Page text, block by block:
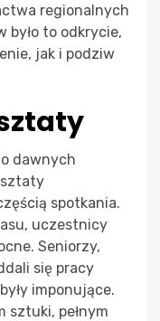
regionalnych
było to odkrycie,
jak i podziw
dawnych
spotkania.
uczestnicy
Seniorzy,
się pracy
imponujące.
sztuki, pełnym